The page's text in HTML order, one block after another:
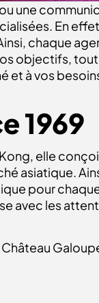
une
En
chaque
objectifs,
à vos
1969
Kong, elle
asiatique.
pour
avec les
Château